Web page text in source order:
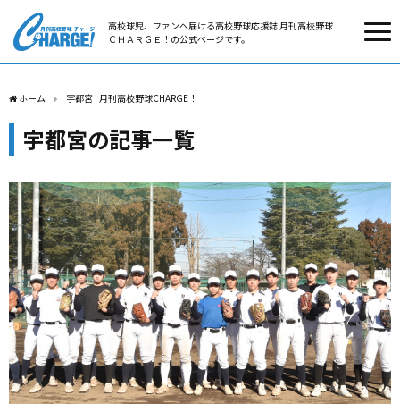
高校球児、ファンへ届ける高校野球応援誌 月刊高校野球
ＣＨＡＲＧＥ！の公式ページです。
ホーム 宇都宮 | 月刊高校野球CHARGE！
宇都宮の記事一覧